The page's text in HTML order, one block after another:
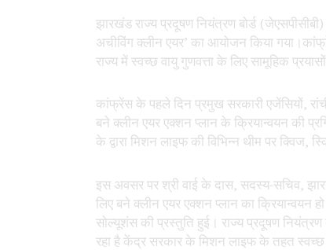
झारखंड राज्य प्रदूषण नियंत्रण बोर्ड
अचीविंग क्लीन एयर’ का आयोजन किया
राज्य में स्वच्छ वायु गुणवत्ता के लिए सामूहिक
कांफ्रेंस के पहले दिन प्रमुख सरकारी एजेंसियों,
बने क्लीन एयर एक्शन प्लान के क्रियान्वयन की
के द्वारा मिशन लाइफ की विभिन्न थीम पर क्विज,
इस अवसर पर श्री वाई के दास, सदस्य-सचिव,
लिए बने क्लीन एयर एक्शन प्लान का क्रियान्वयन
सोल्यूशंस की प्रस्तुति हुई। राज्य प्रदूषण नियंत्रण
रहा है केंद्र सरकार के मिशन लाइफ के तहत स्वच्छ